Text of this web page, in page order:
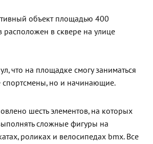
объект площадью 400
расположен в сквере на улице
что на площадке смогу заниматься
спортсмены, но и начинающие.
шесть элементов, на которых
сложные фигуры на
роликах и велосипедах bmx. Все